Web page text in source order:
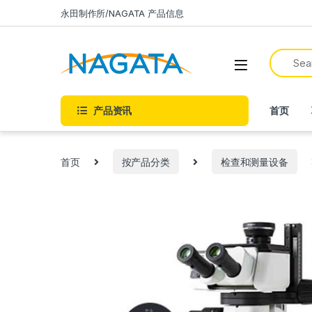
永田制作所/NAGATA 产品信息
产品资讯 首页
首页 按产品分类 检查和测量设备